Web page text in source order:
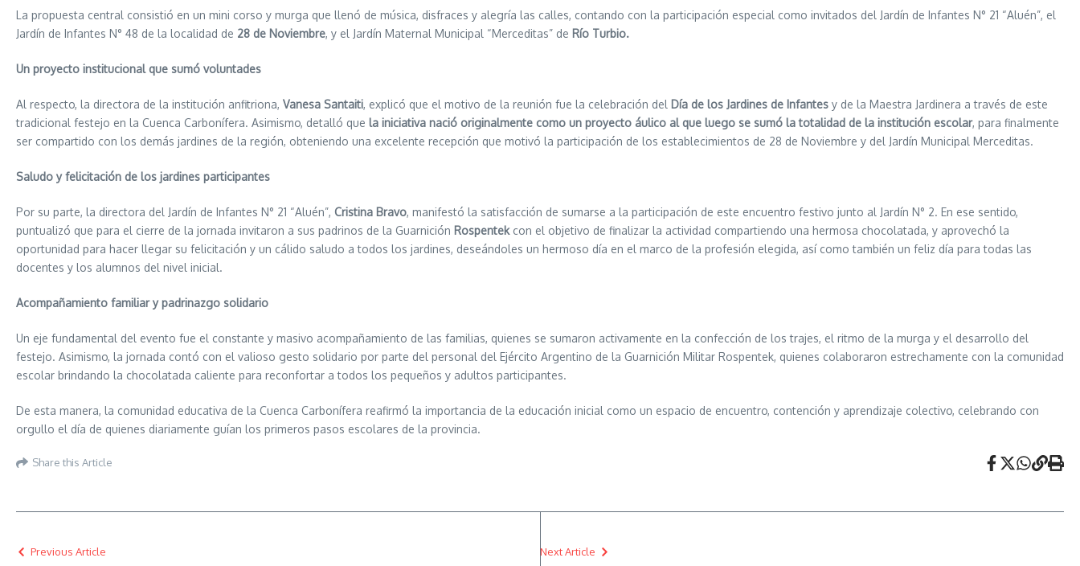
La propuesta central consistió en un mini corso y murga que llenó de música, disfraces y alegría las calles, contando con la participación especial como invitados del Jardín de Infantes N° 21 “Aluén”, el
Jardín de Infantes N° 48 de la localidad de 28 de Noviembre, y el Jardín Maternal Municipal “Merceditas” de Río Turbio.
Un proyecto institucional que sumó voluntades
Al respecto, la directora de la institución anfitriona, Vanesa Santaiti, explicó que el motivo de la reunión fue la celebración del Día de los Jardines de Infantes y de la Maestra Jardinera a través de este
tradicional festejo en la Cuenca Carbonífera. Asimismo, detalló que la iniciativa nació originalmente como un proyecto áulico al que luego se sumó la totalidad de la institución escolar, para finalmente
ser compartido con los demás jardines de la región, obteniendo una excelente recepción que motivó la participación de los establecimientos de 28 de Noviembre y del Jardín Municipal Merceditas.
Saludo y felicitación de los jardines participantes
Por su parte, la directora del Jardín de Infantes N° 21 “Aluén”, Cristina Bravo, manifestó la satisfacción de sumarse a la participación de este encuentro festivo junto al Jardín N° 2. En ese sentido,
puntualizó que para el cierre de la jornada invitaron a sus padrinos de la Guarnición Rospentekcon el objetivo de finalizar la actividad compartiendo una hermosa chocolatada, y aprovechó la
oportunidad para hacer llegar su felicitación y un cálido saludo a todos los jardines, deseándoles un hermoso día en el marco de la profesión elegida, así como también un feliz día para todas las
docentes y los alumnos del nivel inicial.
Acompañamiento familiar y padrinazgo solidario
Un eje fundamental del evento fue el constante y masivo acompañamiento de las familias, quienes se sumaron activamente en la confección de los trajes, el ritmo de la murga y el desarrollo del
festejo. Asimismo, la jornada contó con el valioso gesto solidario por parte del personal del Ejército Argentino de la Guarnición Militar Rospentek, quienes colaboraron estrechamente con la comunidad
escolar brindando la chocolatada caliente para reconfortar a todos los pequeños y adultos participantes.
De esta manera, la comunidad educativa de la Cuenca Carbonífera reafirmó la importancia de la educación inicial como un espacio de encuentro, contención y aprendizaje colectivo, celebrando con
orgullo el día de quienes diariamente guían los primeros pasos escolares de la provincia.
Share this Article
Previous Article Next Article